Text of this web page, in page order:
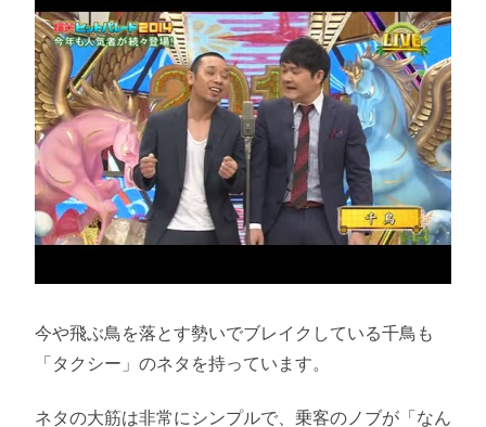
今や飛ぶ鳥を落とす勢いでブレイクしている千鳥も
「タクシー」のネタを持っています。
ネタの大筋は非常にシンプルで、乗客のノブが「なん